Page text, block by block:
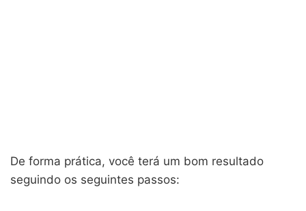
De forma prática, você terá um bom resultado
seguindo os seguintes passos: